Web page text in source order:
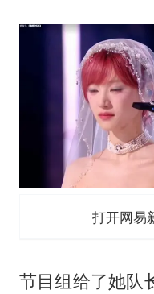
打开网易
节目组给了她队